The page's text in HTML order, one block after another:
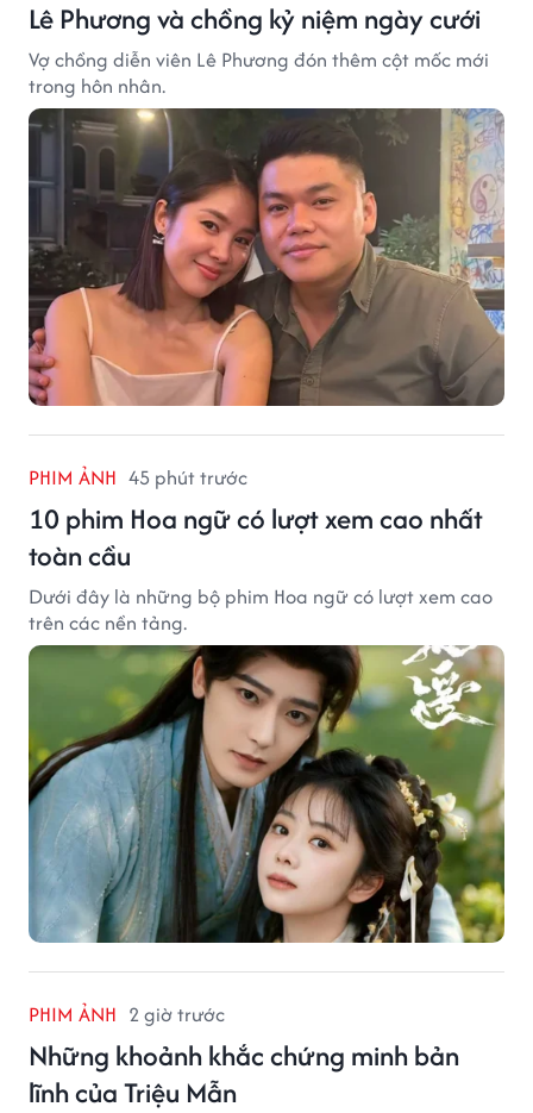
Lê Phương và chồng kỷ niệm ngày cưới
Vợ chồng diễn viên Lê Phương đón thêm cột mốc mới
trong hôn nhân.
PHIM ẢNH 45 phút trước
10 phim Hoa ngữ có lượt xem cao nhất
toàn cầu
Dưới đây là những bộ phim Hoa ngữ có lượt xem cao
trên các nền tảng.
PHIM ẢNH 2 giờ trước
Những khoảnh khắc chứng minh bản
lĩnh của Triệu Mẫn